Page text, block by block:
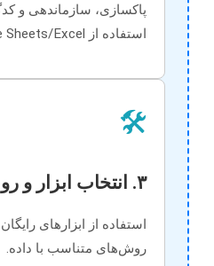
پاکسازی، سازماندهی و
استفاده از Google Sheets/Excel.
🛠️
۳. انتخاب ابزار و روش تحلیل
روش‌های متناسب با داده.